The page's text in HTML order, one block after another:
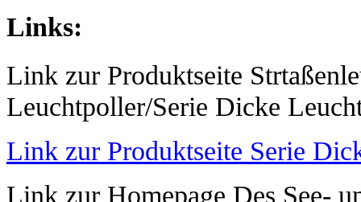
Links:
Link zur Produktseite
Leuchtpoller/Serie Dicke
Link zur Produktseite Serie
Link zur Homepage Des See-